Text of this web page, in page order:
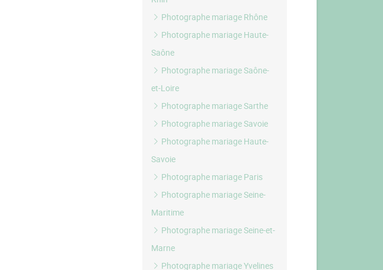
Photographe mariage Rhône
Photographe mariage Haute-
Saône
Photographe mariage Saône-
et-Loire
Photographe mariage Sarthe
Photographe mariage Savoie
Photographe mariage Haute-
Savoie
Photographe mariage Paris
Photographe mariage Seine-
Maritime
Photographe mariage Seine-et-
Marne
Photographe mariage Yvelines